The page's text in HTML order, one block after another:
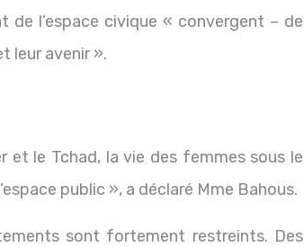
de l’espace civique « convergent – de
leur avenir ».
et le Tchad, la vie des femmes sous le
public », a déclaré Mme Bahous.
sont fortement restreints. Des